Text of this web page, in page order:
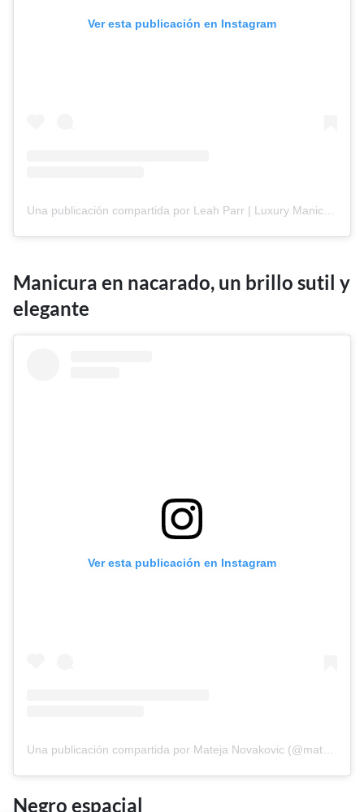
Ver esta publicación en Instagram
Manicura en nacarado, un brillo sutil y
elegante
Ver esta publicación en Instagram
Una publicación compartida por Mateja Novakovic (@matejanova)
Negro espacial